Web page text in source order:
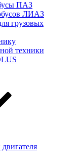
ПАЗ
ЛИАЗ
грузовых
техники